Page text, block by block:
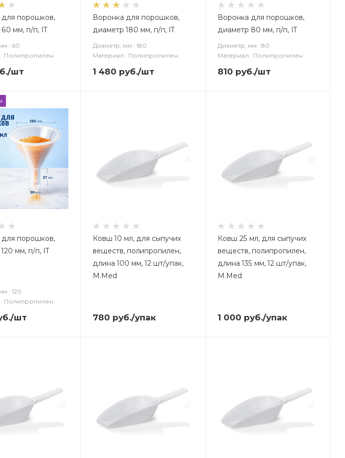
для порошков,
мм, п/п, IT
: 60
: Полипропилен
/шт
Воронка для порошков,
диаметр 180 мм, п/п, IT
Диаметр, мм : 180
Материал : Полипропилен
1 480 руб./шт
Воронка для порошков,
диаметр 80 мм, п/п, IT
Диаметр, мм : 80
Материал : Полипропилен
810 руб./шт
для порошков,
мм, п/п, IT
: 120
: Полипропилен
/шт
Ковш 10 мл, для сыпучих
веществ, полипропилен,
длина 100 мм, 12 шт/упак,
M.Med
780 руб./упак
Ковш 25 мл, для сыпучих
веществ, полипропилен,
длина 135 мм, 12 шт/упак,
M.Med
1 000 руб./упак